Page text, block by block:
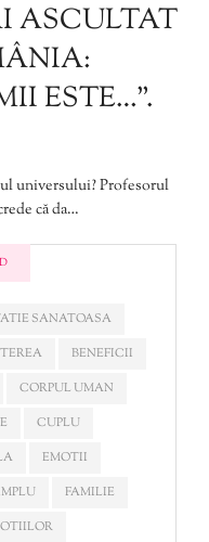
ASCULTAT
ESTE…”.
universului? Profesorul
că da…
SANATOASA
BENEFICII
CORPUL UMAN
CUPLU
EMOTII
FAMILIE